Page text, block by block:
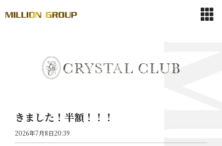
きました！半額！！！
2026年7月8日20:39